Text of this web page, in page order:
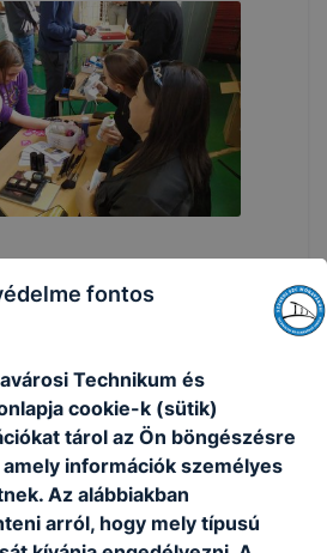
fontos
Technikum és
cookie-k (sütik)
tárol az Ön böngészésre
információk személyes
Az alábbiakban
arról, hogy mely típusú